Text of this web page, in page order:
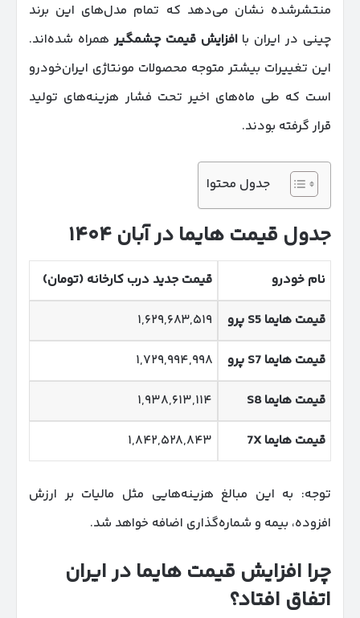
منتشرشده نشان می‌دهد که تمام مدل‌های این برند
چینی در ایران باافزایش قیمت چشمگیرهمراه شده‌اند.
این تغییرات بیشتر متوجه محصولات مونتاژی ایران‌خودرو
است که طی ماه‌های اخیر تحت فشار هزینه‌های تولید
قرار گرفته بودند.
جدول محتوا
جدول قیمت هایما در آبان ۱۴۰۴
نام خودرو
قیمت جدید درب کارخانه (تومان)
قیمت هایما S5 پرو
۱,۶۲۹,۶۸۳,۵۱۹
قیمت هایما S7 پرو
۱,۷۲۹,۹۹۴,۹۹۸
قیمت هایماS8
۱,۹۳۸,۶۱۳,۱۱۴
قیمت هایما 7X ۱,۸۴۲,۵۲۸,۸۴۳
توجه: به این مبالغ هزینه‌هایی مثل مالیات بر ارزش
افزوده، بیمه و شماره‌گذاری اضافه خواهد شد.
چرا افزایش قیمت هایما در ایران
اتفاق افتاد؟